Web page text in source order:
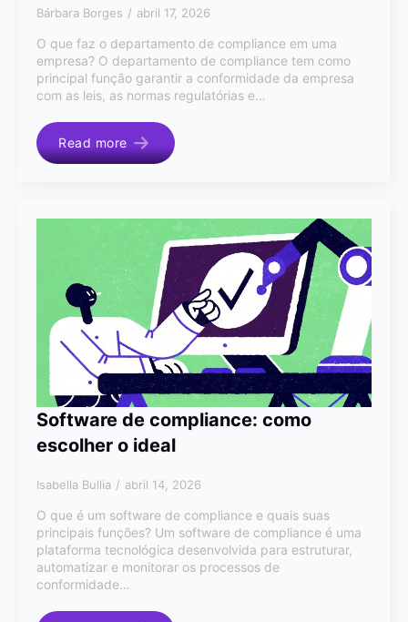
Bárbara Borges abril 17, 2026
O que faz o departamento de compliance em uma
empresa? O departamento de compliance tem como
principal função garantir a conformidade da empresa
com as leis, as normas regulatórias e…
Read more
Software de compliance: como
escolher o ideal
Isabella Bullia abril 14, 2026
O que é um software de compliance e quais suas
principais funções? Um software de compliance é uma
plataforma tecnológica desenvolvida para estruturar,
automatizar e monitorar os processos de
conformidade…